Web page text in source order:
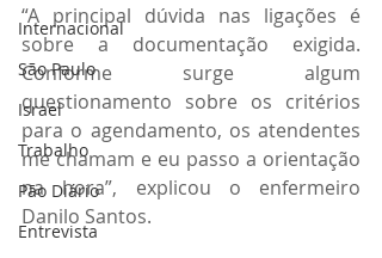
Internacional
São Paulo
Israel
Trabalho
Pão Diário
Entrevista
“A principal dúvida nas ligações é
sobre a documentação exigida.
Conforme surge algum
questionamento sobre os critérios
para o agendamento, os atendentes
me chamam e eu passo a orientação
na hora”, explicou o enfermeiro
Danilo Santos.